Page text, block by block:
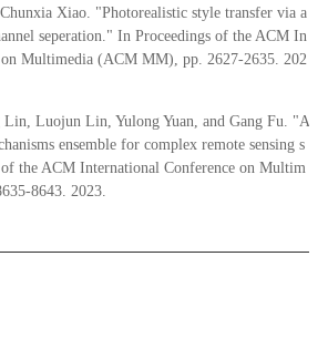
Xiao. "Photorealistic style transfer via a
seperation." In Proceedings of the ACM In
on Multimedia (ACM MM), pp. 2627-2635. 202
Luojun Lin, Yulong Yuan, and Gang Fu. "A
ensemble for complex remote sensing s
of the ACM International Conference on Multim
8643. 2023.